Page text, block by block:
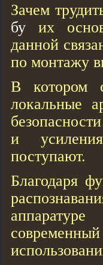
Зачем
бу их
данной
по монтажу
В котором
локальные
и
поступают.
Благодаря